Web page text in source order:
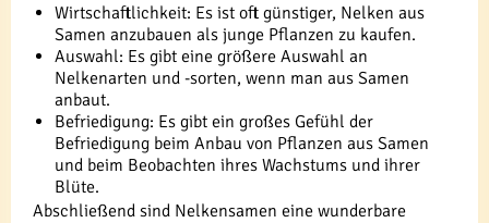
Wirtschaftlichkeit: Es ist oft günstiger, Nelken aus
Samen anzubauen als junge Pflanzen zu kaufen.
Auswahl: Es gibt eine größere Auswahl an
Nelkenarten und -sorten, wenn man aus Samen
anbaut.
Befriedigung: Es gibt ein großes Gefühl der
Befriedigung beim Anbau von Pflanzen aus Samen
und beim Beobachten ihres Wachstums und ihrer
Blüte.
Abschließend sind Nelkensamen eine wunderbare